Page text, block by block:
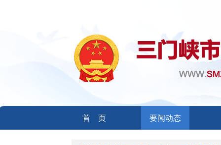
首 页 要闻动态